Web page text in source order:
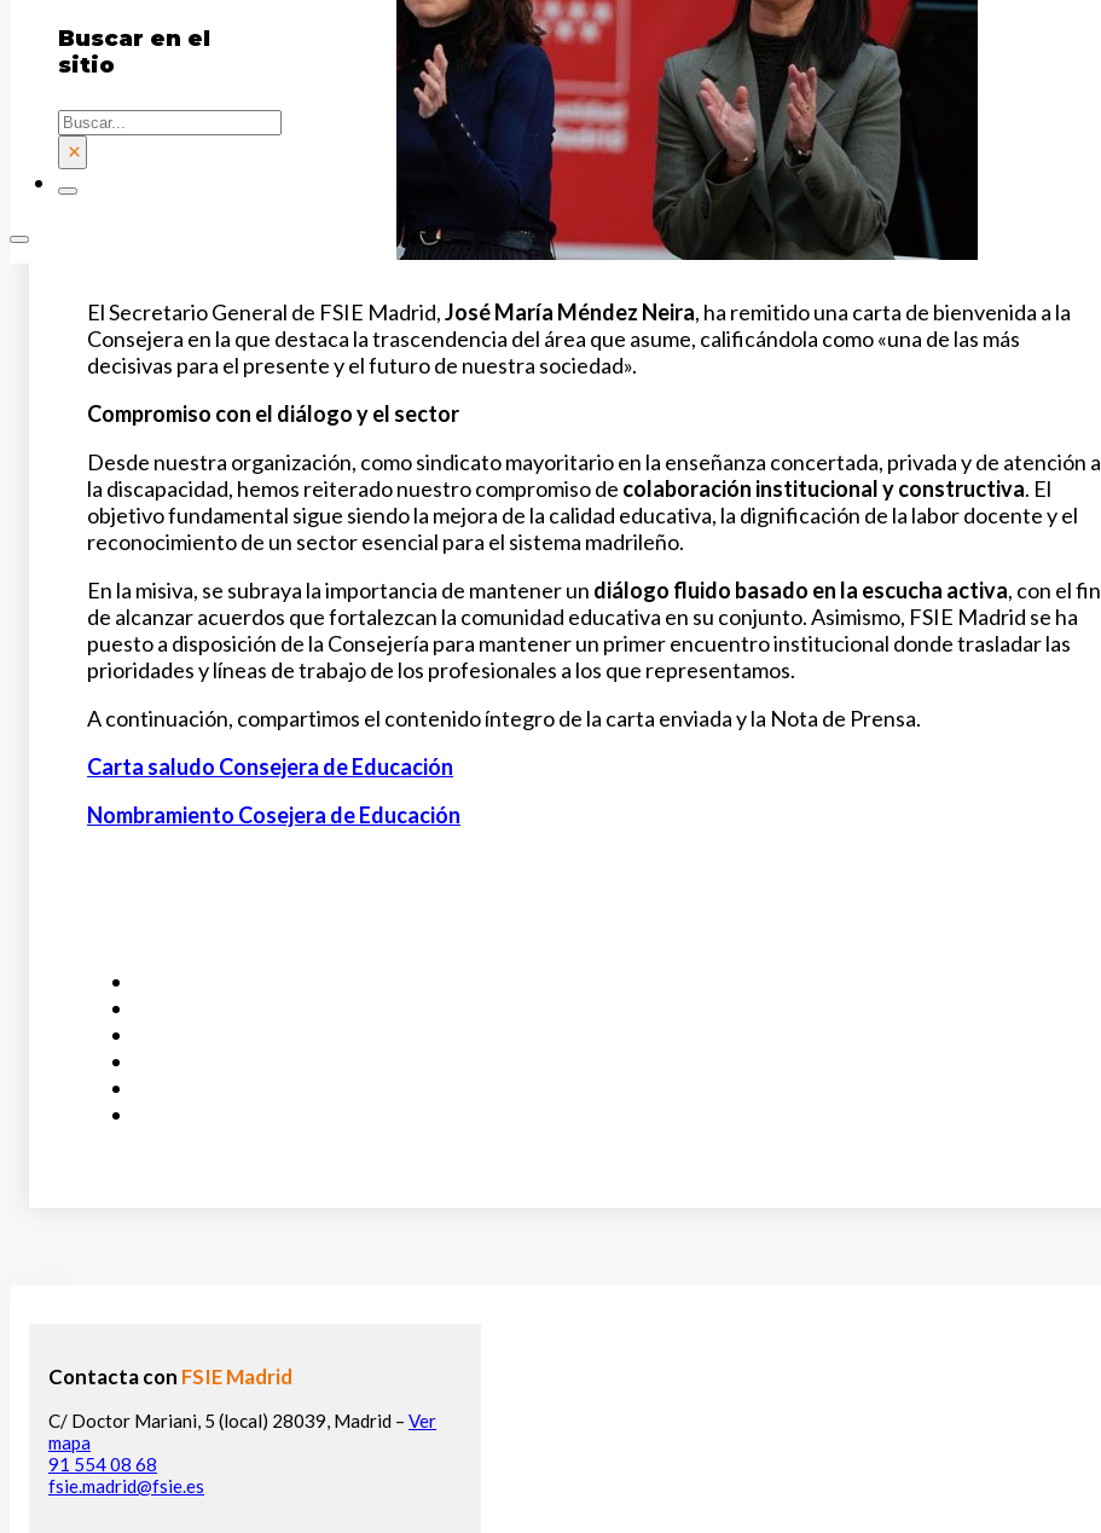
Buscar en el
sitio
Buscar
×
El Secretario General de FSIE Madrid,José María Méndez Neira, ha remitido una carta de bienvenida a la
Consejera en la que destaca la trascendencia del área que asume, calificándola como «una de las más
decisivas para el presente y el futuro de nuestra sociedad».
Compromiso con el diálogo y el sector
Desde nuestra organización, como sindicato mayoritario en la enseñanza concertada, privada y de atención a
la discapacidad, hemos reiterado nuestro compromiso de colaboración institucional y constructiva. El
objetivo fundamental sigue siendo la mejora de la calidad educativa, la dignificación de la labor docente y el
reconocimiento de un sector esencial para el sistema madrileño.
En la misiva, se subraya la importancia de mantener un diálogo fluido basado en la escucha activa, con el fin
de alcanzar acuerdos que fortalezcan la comunidad educativa en su conjunto. Asimismo, FSIE Madrid se ha
puesto a disposición de la Consejería para mantener un primer encuentro institucional donde trasladar las
prioridades y líneas de trabajo de los profesionales a los que representamos.
A continuación, compartimos el contenido íntegro de la carta enviada y la Nota de Prensa.
Carta saludo Consejera de Educación
Nombramiento Cosejera de Educación
Contacta con FSIE Madrid
C/ Doctor Mariani, 5 (local) 28039, Madrid – Ver
mapa
91 554 08 68
fsie.madrid@fsie.es